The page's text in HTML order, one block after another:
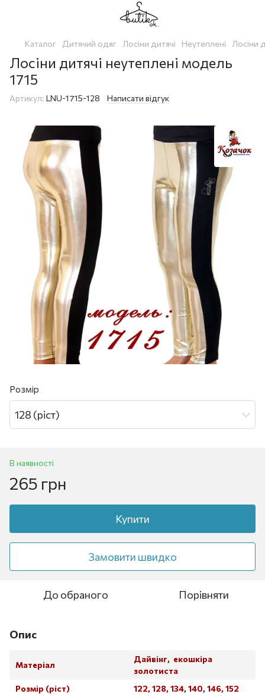
Каталог Дитячий одяг Лосіни дитячі Неутеплені Лосіни
Лосіни дитячі неутеплені модель
1715
Артикул: LNU-1715-128 Написати відгук
Розмір
128 (ріст)
В наявності
265 грн
Купити
Замовити швидко
До обраного Порівняти
Опис
Матеріал
Дайвінг, екошкіра
золотиста
Розмір (ріст)
122, 128, 134, 140, 146, 152